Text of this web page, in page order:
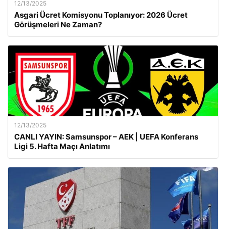
12/13/2025
Asgari Ücret Komisyonu Toplanıyor: 2026 Ücret
Görüşmeleri Ne Zaman?
12/13/2025
CANLI YAYIN: Samsunspor – AEK | UEFA Konferans
Ligi 5. Hafta Maçı Anlatımı